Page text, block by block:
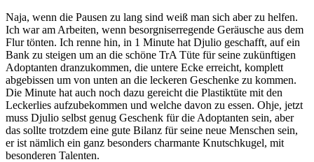
Naja, wenn die Pausen zu lang sind weiß man sich aber zu helfen.
Ich war am Arbeiten, wenn besorgniserregende Geräusche aus dem
Flur tönten. Ich renne hin, in 1 Minute hat Djulio geschafft, auf ein
Bank zu steigen um an die schöne TrA Tüte für seine zukünftigen
Adoptanten dranzukommen, die untere Ecke erreicht, komplett
abgebissen um von unten an die leckeren Geschenke zu kommen.
Die Minute hat auch noch dazu gereicht die Plastiktüte mit den
Leckerlies aufzubekommen und welche davon zu essen. Ohje, jetzt
muss Djulio selbst genug Geschenk für die Adoptanten sein, aber
das sollte trotzdem eine gute Bilanz für seine neue Menschen sein,
er ist nämlich ein ganz besonders charmante Knutschkugel, mit
besonderen Talenten.